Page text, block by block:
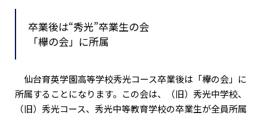
卒業後は“秀光”卒業生の会
「欅の会」に所属
仙台育英学園高等学校秀光コース卒業後は「欅の会」に
所属することになります。この会は、（旧）秀光中学校、
（旧）秀光コース、秀光中等教育学校の卒業生が全員所属